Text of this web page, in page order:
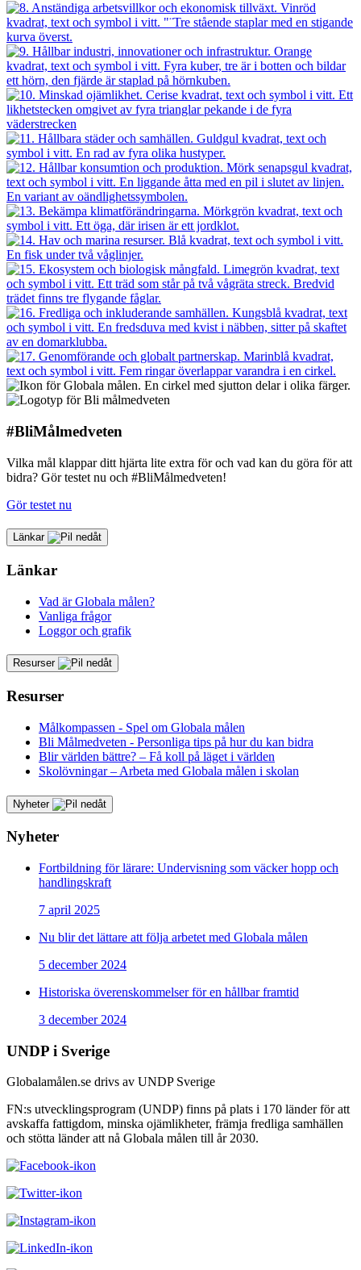
#BliMålmedveten
Vilka mål klappar ditt hjärta lite extra för och vad kan du göra för att
bidra? Gör testet nu och #BliMålmedveten!
Gör testet nu
Länkar
Länkar
Vad är Globala målen?
Vanliga frågor
Loggor och grafik
Resurser
Resurser
Målkompassen - Spel om Globala målen
Bli Målmedveten - Personliga tips på hur du kan bidra
Blir världen bättre? – Få koll på läget i världen
Skolövningar – Arbeta med Globala målen i skolan
Nyheter
Nyheter
Fortbildning för lärare: Undervisning som väcker hopp och
handlingskraft
7 april 2025
Nu blir det lättare att följa arbetet med Globala målen
5 december 2024
Historiska överenskommelser för en hållbar framtid
3 december 2024
UNDP i Sverige
Globalamålen.se drivs av UNDP Sverige
FN:s utvecklingsprogram (UNDP) finns på plats i 170 länder för att
avskaffa fattigdom, minska ojämlikheter, främja fredliga samhällen
och stötta länder att nå Globala målen till år 2030.